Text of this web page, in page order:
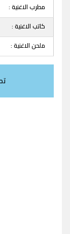
مطرب الاغنية :
كاتب الاغنية :
ملحن الاغنية :